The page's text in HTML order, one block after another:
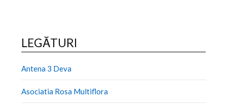
LEGĂTURI
Antena 3 Deva
Asociatia Rosa Multiflora